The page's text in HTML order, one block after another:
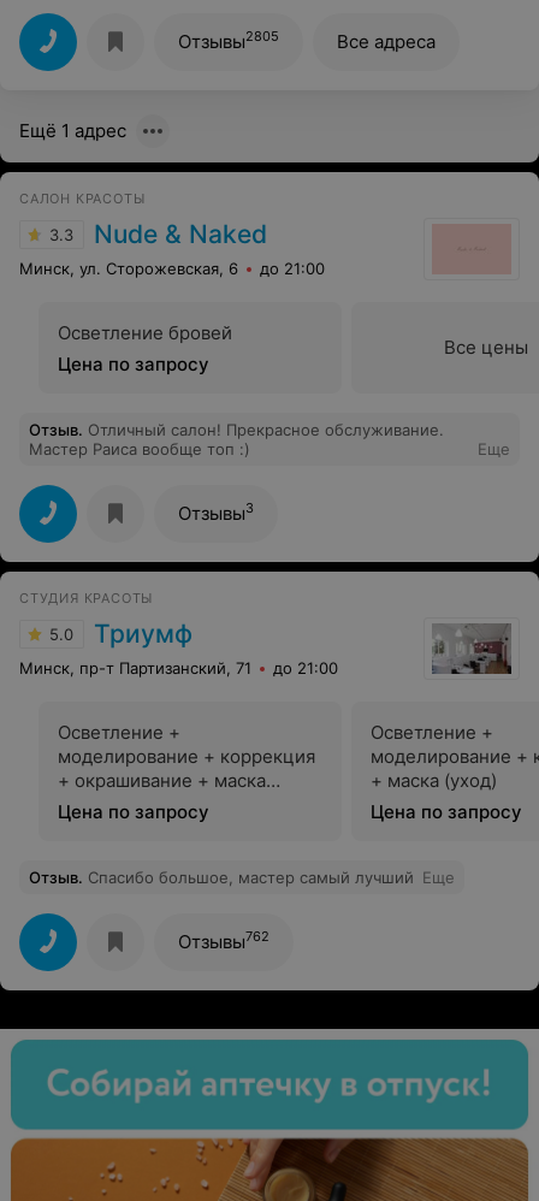
Отзывы2805 Все адреса
Ещё 1 адрес
САЛОН КРАСОТЫ
3.3 Nude & Naked
Минск, ул. Сторожевская, 6 до 21:00
Осветление бровей
Цена по запросу
Все цены
Отзыв. Отличный салон! Прекрасное обслуживание.
Мастер Раиса вообще топ :)
Еще
Отзывы3
СТУДИЯ КРАСОТЫ
5.0 Триумф
Минск, пр-т Партизанский, 71 до 21:00
Осветление +
моделирование + коррекция
+ окрашивание + маска
(уход)
Цена по запросу
Осветление +
моделирование +
+ маска (уход)
Цена по запросу
Отзыв. Спасибо большое, мастер самый лучший Еще
Отзывы762